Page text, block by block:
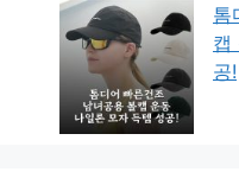
톰
캡
공!